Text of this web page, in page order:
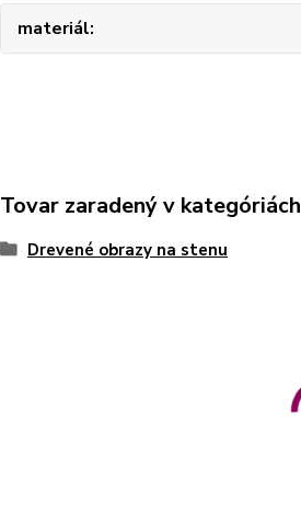
materiál
Tovar zaradený v kategóriách
Drevené obrazy na stenu